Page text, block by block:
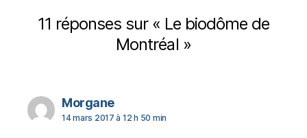
11 réponses sur « Le biodôme de
Montréal »
Morganedit :
14 mars 2017 à 12 h 50 min